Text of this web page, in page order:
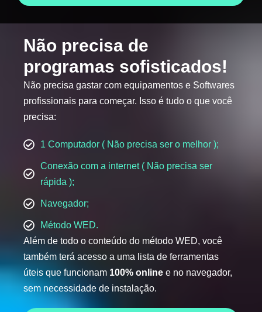
Não precisa de
programas sofisticados!
Não precisa gastar com equipamentos e Softwares
profissionais para começar. Isso é tudo o que você
precisa:
1 Computador ( Não precisa ser o melhor );
Conexão com a internet ( Não precisa ser
rápida );
Navegador;
Método WED.
Além de todo o conteúdo do método WED, você
também terá acesso a uma lista de ferramentas
úteis que funcionam 100% online e no navegador,
sem necessidade de instalação.